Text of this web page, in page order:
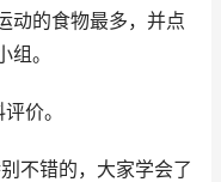
动的食物最多，并点
。
价。
不错的，大家学会了